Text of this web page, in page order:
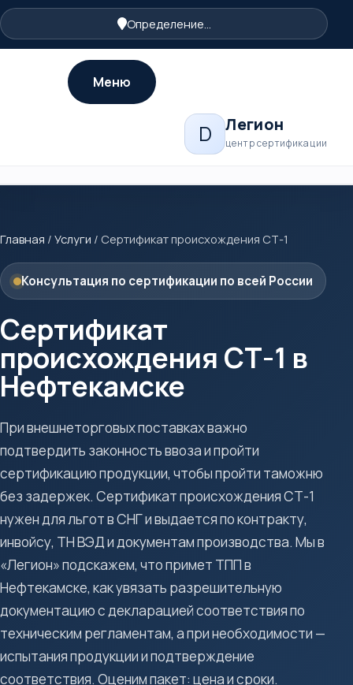
Определение...
D Легион
центр сертификации
Меню
Главная / Услуги / Сертификат происхождения СТ-1
Консультация по сертификации по всей России
Сертификат
происхождения СТ-1 в
Нефтекамске
При внешнеторговых поставках важно
подтвердить законность ввоза и пройти
сертификацию продукции, чтобы пройти таможню
без задержек. Сертификат происхождения СТ-1
нужен для льгот в СНГ и выдается по контракту,
инвойсу, ТН ВЭД и документам производства. Мы в
«Легион» подскажем, что примет ТПП в
Нефтекамске, как увязать разрешительную
документацию с декларацией соответствия по
техническим регламентам, а при необходимости —
испытания продукции и подтверждение
соответствия. Оценим пакет: цена и сроки.